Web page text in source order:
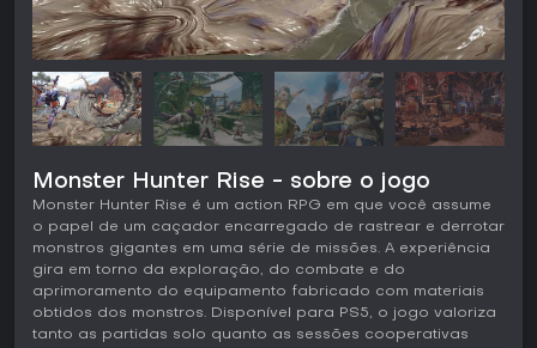
Monster Hunter Rise - sobre o jogo
Monster Hunter Rise é um action RPG em que você assume
o papel de um caçador encarregado de rastrear e derrotar
monstros gigantes em uma série de missões. A experiência
gira em torno da exploração, do combate e do
aprimoramento do equipamento fabricado com materiais
obtidos dos monstros. Disponível para PS5, o jogo valoriza
tanto as partidas solo quanto as sessões cooperativas